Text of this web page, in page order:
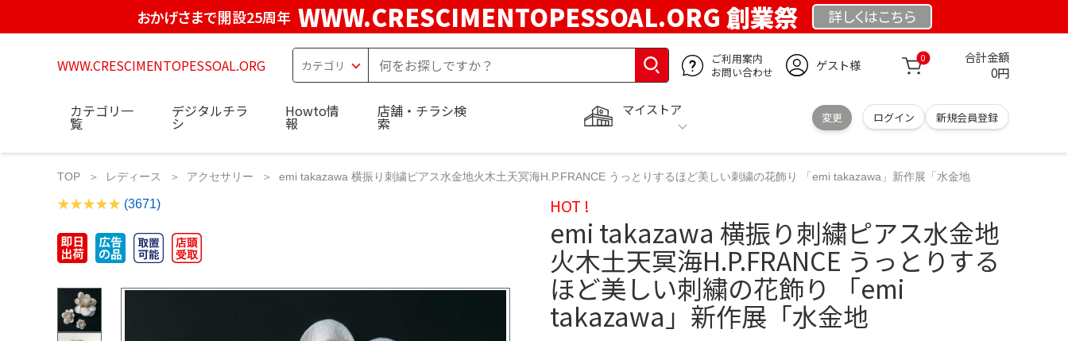
おかげさまで開設25周年 WWW.CRESCIMENTOPESSOAL.ORG 創業祭 詳しくはこちら
WWW.CRESCIMENTOPESSOAL.ORG
ご利用案内
お問い合わせ
ゲスト様 0 合計金額
0円
マイストア
変更 ログイン 新規会員登録
カテゴリ一
覧
デジタルチラ
シ
Howto情
報
店舗・チラシ検
索
TOP レディース アクセサリー emi takazawa 横振り刺繍ピアス水金地火木土天冥海H.P.FRANCE うっとりするほど美しい刺繍の花飾り 「emi takazawa」新作展「水金地
(3671) HOT !
emi takazawa 横振り刺繍ピアス水金地
火木土天冥海H.P.FRANCE うっとりする
ほど美しい刺繍の花飾り 「emi
takazawa」新作展「水金地